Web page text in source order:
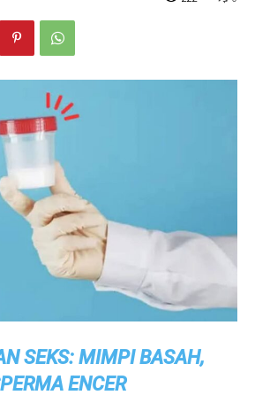
SEKS: MIMPI BASAH,
ENCER